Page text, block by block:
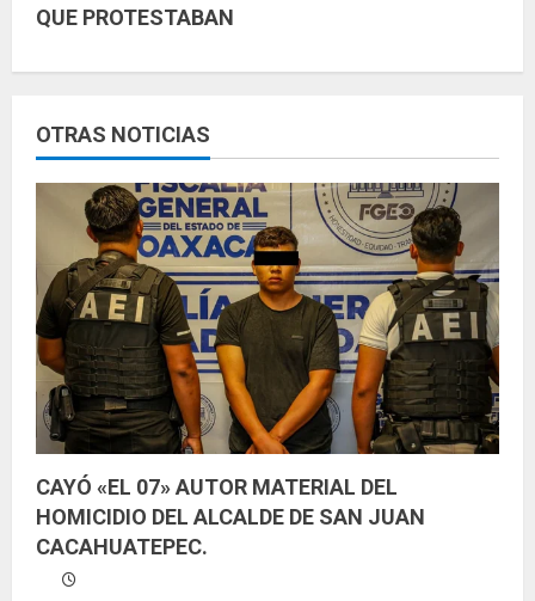
e
l
e
y
n
d
o
QUE PROTESTABAN
OTRAS NOTICIAS
CAYÓ «EL 07» AUTOR MATERIAL DEL
HOMICIDIO DEL ALCALDE DE SAN JUAN
CACAHUATEPEC.